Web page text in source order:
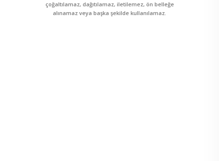
çoğaltılamaz, dağıtılamaz, iletilemez, ön belleğe
alınamaz veya başka şekilde kullanılamaz.